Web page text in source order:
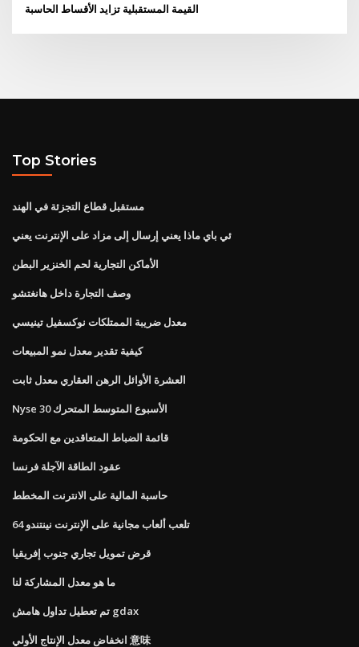
القيمة المستقبلية تزايد الأقساط الحاسبة
Top Stories
مستقبل قطاع التجزئة في الهند
ئي باي ماذا يعني إرسال إلى مزاد على الإنترنت يعني
الأماكن التجارية لحم الخنزير البطن
وصف التجارة داخل هانغتشو
معدل ضريبة الممتلكات نوكسفيل تينيسي
كيفية تقدير معدل نمو المبيعات
العشرة الأوائل الرهن العقاري معدل ثابت
Nyse 30 الأسبوع المتوسط ​​المتحرك
قائمة الضباط المتعاقدين مع الحكومة
عقود الطاقة الآجلة فرنسا
حاسبة المالية على الانترنت المخطط
تلعب ألعاب مجانية على الإنترنت نينتندو 64
قرض تمويل تجاري جنوب إفريقيا
ما هو معدل المشاركة لنا
تم تعطيل تداول هامش gdax
انخفاض معدل الإنتاج الأولي 意味